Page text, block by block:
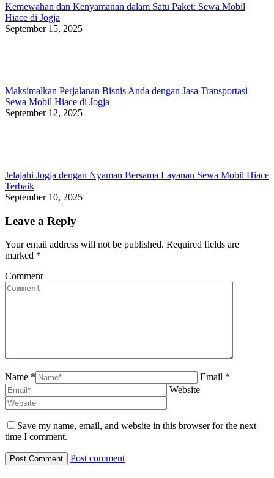
Kemewahan dan Kenyamanan dalam Satu Paket: Sewa Mobil
Hiace di Jogja
September 15, 2025
Maksimalkan Perjalanan Bisnis Anda dengan Jasa Transportasi
Sewa Mobil Hiace di Jogja
September 12, 2025
Jelajahi Jogja dengan Nyaman Bersama Layanan Sewa Mobil Hiace
Terbaik
September 10, 2025
Leave a Reply
Your email address will not be published. Required fields are
marked *
Comment
Name *
Email *
Website
Save my name, email, and website in this browser for the next
time I comment.
Post comment